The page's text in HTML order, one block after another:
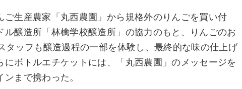
生産農家「丸西農園」から規格外のりんごを買い付
醸造所「林檎学校醸造所」の協力のもと、りんごのお
タッフも醸造過程の一部を体験し、最終的な味の仕上げ
ボトルエチケットには、「丸西農園」のメッセージを
まで携わった。